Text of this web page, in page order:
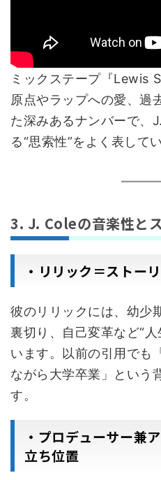
ミックステープ『Lewis
原点やラップへの愛、過
た深みあるナンバーで、
る“思索性”をよく表して
3. J. Coleの音楽性と
・リリック＝ストー
彼のリリックには、幼少
裏切り、自己変革など“
います。以前の引用でも
ながら大学卒業」という
す。
・プロデューサー兼
立ち位置